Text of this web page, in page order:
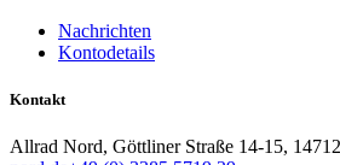
Nachrichten
Kontodetails
Kontakt
Allrad Nord, Göttliner Straße 14-15,